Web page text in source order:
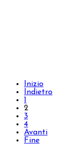
Inizio
Indietro
1
2
3
4
Avanti
Fine